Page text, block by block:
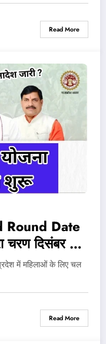
Read More
Round Date
चरण दिसंबर से
में महिलाओं के लिए चल
Read More